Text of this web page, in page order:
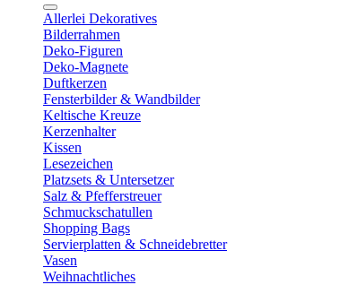
Allerlei Dekoratives
Bilderrahmen
Deko-Figuren
Deko-Magnete
Duftkerzen
Fensterbilder & Wandbilder
Keltische Kreuze
Kerzenhalter
Kissen
Lesezeichen
Platzsets & Untersetzer
Salz & Pfefferstreuer
Schmuckschatullen
Shopping Bags
Servierplatten & Schneidebretter
Vasen
Weihnachtliches